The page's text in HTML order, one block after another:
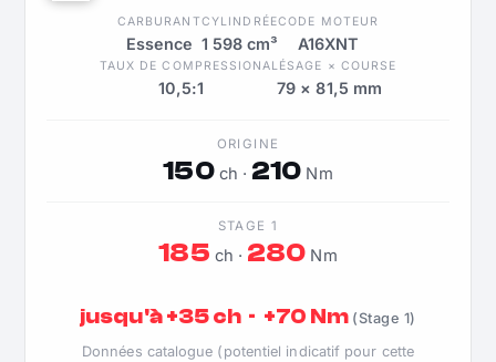
CARBURANT
Essence
CYLINDRÉE
1 598 cm³
CODE MOTEUR
A16XNT
TAUX DE COMPRESSION
10,5:1
ALÉSAGE × COURSE
79 × 81,5 mm
ORIGINE
150ch · 210 Nm
STAGE 1
185 ch · 280 Nm
jusqu'à +35 ch · +70 Nm (Stage 1)
Données catalogue (potentiel indicatif pour cette